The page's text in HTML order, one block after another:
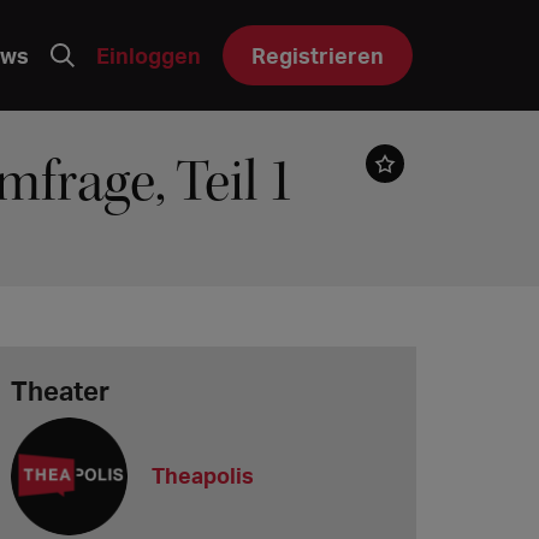
Einloggen Registrieren
Teil 1
Theater
Theapolis